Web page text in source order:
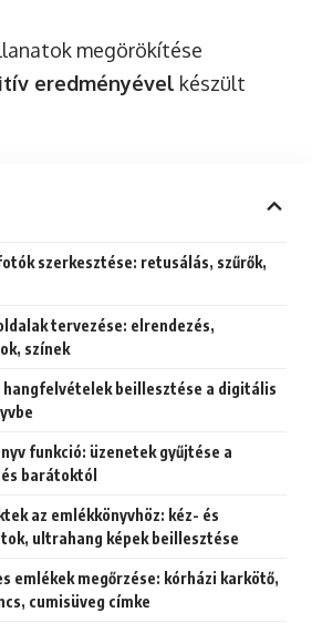
megörökítése
eredményével készült
szerkesztése: retusálás, szűrők,
tervezése: elrendezés,
színek
hangfelvételek beillesztése a digitális
funkció: üzenetek gyűjtése a
barátoktól
az emlékkönyvhöz: kéz- és
ultrahang képek beillesztése
emlékek megőrzése: kórházi karkötő,
cumisüveg címke